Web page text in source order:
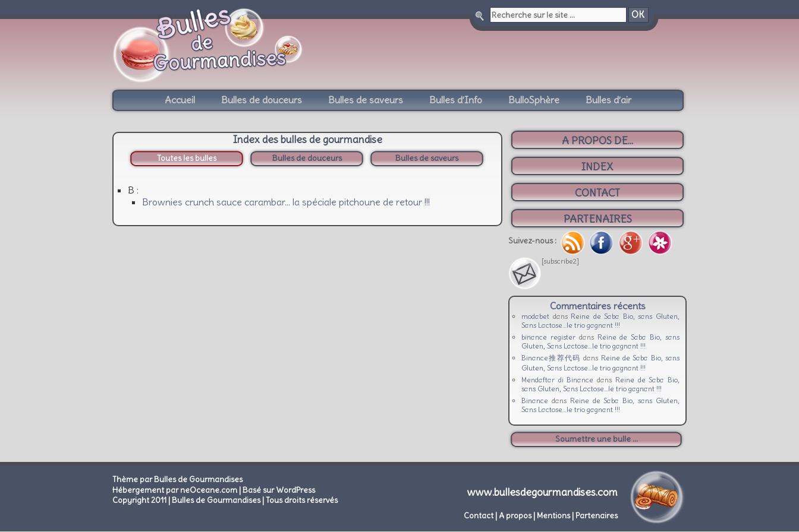
OK
Accueil Bulles de douceurs Bulles de saveurs Bulles d’Info BulloSphère Bulles d’air
Index des bulles de gourmandise
Toutes les bulles Bulles de douceurs Bulles de saveurs
B :
Brownies crunch sauce carambar… la spéciale pitchoune de retour !!!
A PROPOS DE...
INDEX
CONTACT
PARTENAIRES
Suivez-nous :
[subscribe2]
Commentaires récents
modabet dansReine de Saba Bio, sans Gluten,
Sans Lactose…le trio gagnant !!!
binance registerdans Reine de Saba Bio, sans
Gluten, Sans Lactose…le trio gagnant !!!
Binance推荐代码 dans Reine de Saba Bio, sans
Gluten, Sans Lactose…le trio gagnant !!!
Mendaftar di Binance dans Reine de Saba Bio,
sans Gluten, Sans Lactose…le trio gagnant !!!
Binance dans Reine de Saba Bio, sans Gluten,
Sans Lactose…le trio gagnant !!!
Soumettre une bulle ...
Thème par Bulles de Gourmandises
Hébergement par neOceane.com |Basé sur WordPress
Copyright 2011 | Bulles de Gourmandises | Tous droits réservés
www.bullesdegourmandises.com
Contact| A propos| Mentions|Partenaires